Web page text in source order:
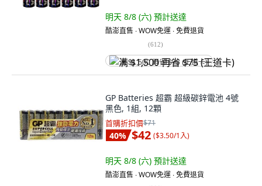
明天 8/8 (六) 預計送達
酷澎直售 ∙ WOW免運 ∙ 免費退貨
(612)
满 $1,500 再省 $75 (王道卡)
GP Batteries 超霸 超級碳鋅電池 4號
黑色, 1組, 12顆
首購折扣價$71
40% $42 ($3.50/1入)
明天 8/8 (六) 預計送達
酷澎直售 ∙ WOW免運 ∙ 免費退貨